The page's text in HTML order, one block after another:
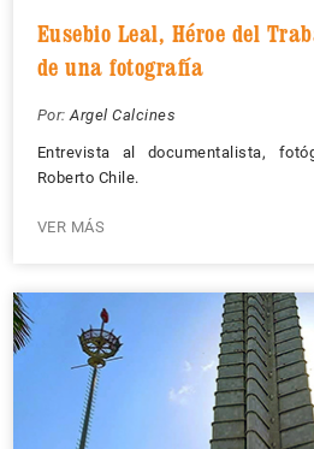
Eusebio Leal, Héroe del
de una fotografía
Por: Argel Calcines
Entrevista al documentalista,
Roberto Chile.
VER MÁS